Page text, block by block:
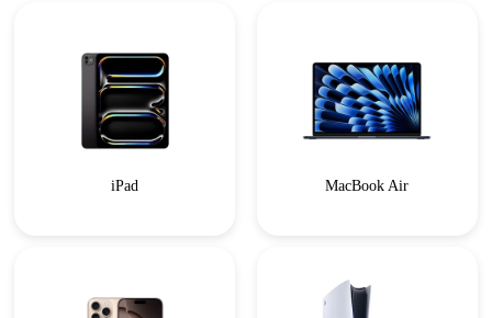
iPad MacBook Air